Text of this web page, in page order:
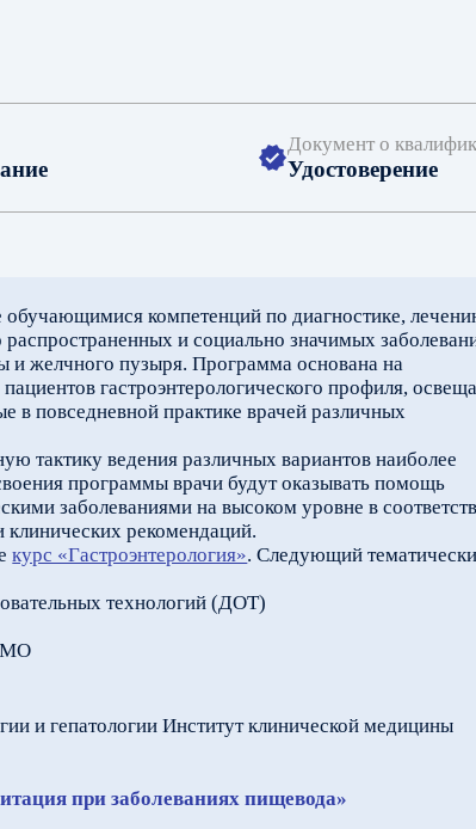
Документ о
Удостоверение
компетенций по диагностике,
и социально значимых
и желчного пузыря. Программа основана на
гастроэнтерологического профиля,
в повседневной практике врачей различных
тактику ведения различных вариантов наиболее
программы врачи будут оказывать помощь
заболеваниями на высоком уровне в
рекомендаций.
курс «Гастроэнтерология». Следующий
технологий (ДОТ)
и гепатологии Институт клинической медицины
при заболеваниях пищевода»